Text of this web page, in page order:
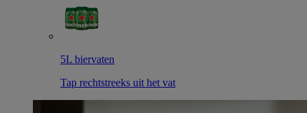
5L biervaten
Tap rechtstreeks uit het vat